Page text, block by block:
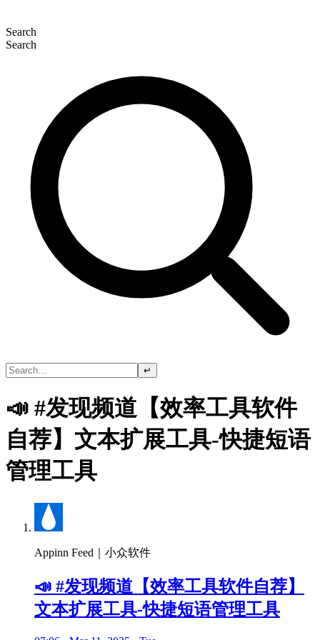
Search
Search
↵
📣 #发现频道【效率工具软件
自荐】文本扩展工具-快捷短语
管理工具
Appinn Feed｜小众软件
📣 #发现频道【效率工具软件自荐】
文本扩展工具-快捷短语管理工具